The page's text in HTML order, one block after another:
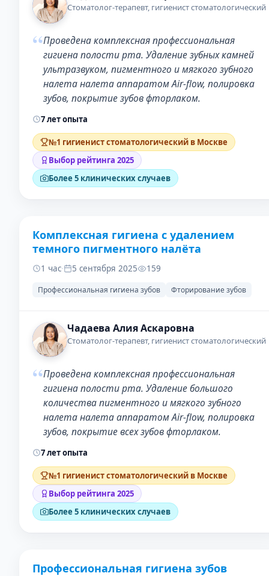
Стоматолог-терапевт, гигиенист стоматологический
“Проведена комплексная профессиональная
гигиена полости рта. Удаление зубных камней
ультразвуком, пигментного и мягкого зубного
налета налета аппаратом Air-flow, полировка
зубов, покрытие зубов фторлаком.
7 лет опыта
№1 гигиенист стоматологический в Москве
Выбор рейтинга 2025
Более 5 клинических случаев
ДО
Комплексная гигиена с удалением
темного пигментного налёта
1 час· 5 сентября 2025 159
Профессиональная гигиена зубов Фторирование зубов
Чадаева Алия Аскаровна
Стоматолог-терапевт, гигиенист стоматологический
“Проведена комплексная профессиональная
гигиена полости рта. Удаление большого
количества пигментного и мягкого зубного
налета налета аппаратом Air-flow, полировка
зубов, покрытие всех зубов фторлаком.
7 лет опыта
№1 гигиенист стоматологический в Москве
Выбор рейтинга 2025
Более 5 клинических случаев
ДО
Профессиональная гигиена зубов